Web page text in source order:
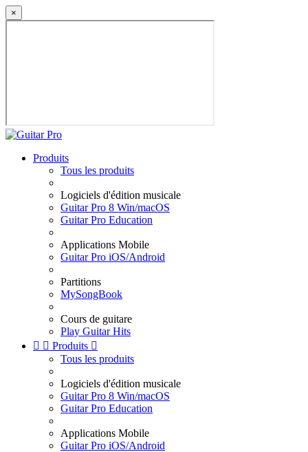
×
Produits
Tous les produits
Logiciels d'édition musicale
Guitar Pro 8 Win/macOS
Guitar Pro Education
Applications Mobile
Guitar Pro iOS/Android
Partitions
MySongBook
Cours de guitare
Play Guitar Hits
  Produits 
Tous les produits
Logiciels d'édition musicale
Guitar Pro 8 Win/macOS
Guitar Pro Education
Applications Mobile
Guitar Pro iOS/Android